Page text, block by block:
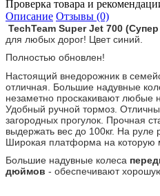
Проверка товара и
Описание Отзывы (0)
TechTeam Super Jet 700
для любых дорог! Цвет синий.
Полностью обновлен!
Настоящий внедорожник в
отличная. Большие надувные
незаметно проскакивают любые
Удобный ручной тормоз.
загородных прогулок. Прочная
выдержать вес до 100кг. На руле
Широкая платформа на которую
Большие надувные колеса
дюймов - обеспечивают